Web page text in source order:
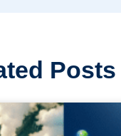
Posts